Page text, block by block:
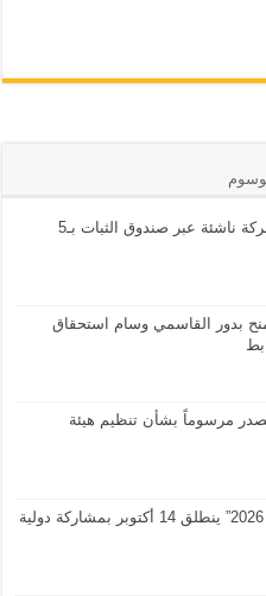
“شراع” يدعم 60 شركة ناشئة عبر صندوق الثبات بـ5
بدور القاسمي وسام استحقاق
مرسوماً بشأن تنظيم هيئة
“الشارقة للاستثمار 2026” ينطلق 14 أكتوبر بمشاركة دولية